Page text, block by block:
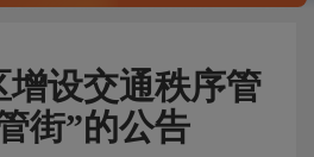
增设交通秩序管
街”的公告